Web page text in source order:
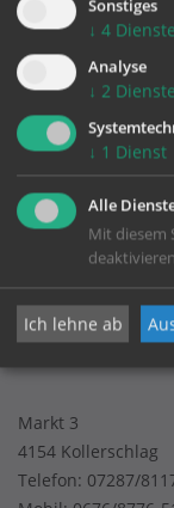
Pfarre Kollerschlag
Markt 3
4154 Kollerschlag
Telefon: 07287/
Sonstiges
↓ 4 Dienste
Analyse
↓ 2 Dienste
↓ 1 Dienst
Alle
Mit diesem
Ich lehne ab